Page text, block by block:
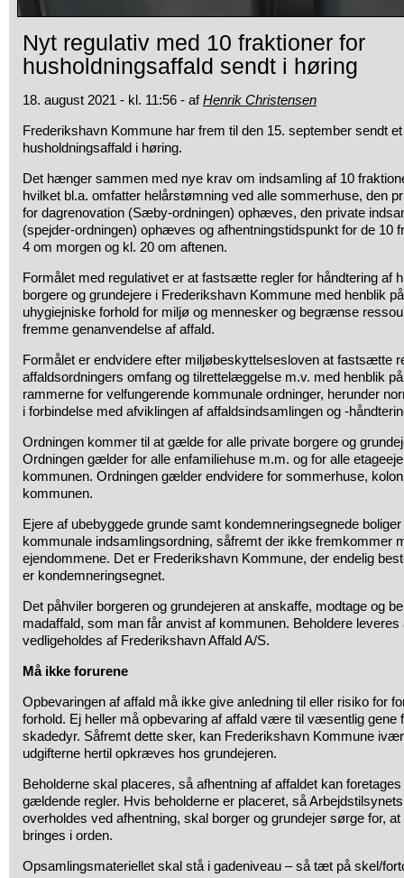
Nyt regulativ med 10 fraktioner for
husholdningsaffald sendt i høring
18. august 2021 - kl. 11:56 - afHenrik Christensen
Frederikshavn Kommune har frem til den 15. september sendt
husholdningsaffald i høring.
Det hænger sammen med nye krav om indsamling af 10
hvilket bl.a. omfatter helårstømning ved alle sommerhuse, den
for dagrenovation (Sæby-ordningen) ophæves, den private
(spejder-ordningen) ophæves og afhentningstidspunkt for de 10
4 om morgen og kl. 20 om aftenen.
Formålet med regulativet er at fastsætte regler for håndtering af
borgere og grundejere i Frederikshavn Kommune med henblik
uhygiejniske forhold for miljø og mennesker og begrænse
fremme genanvendelse af affald.
Formålet er endvidere efter miljøbeskyttelsesloven at fastsætte
affaldsordningers omfang og tilrettelæggelse m.v. med henblik
rammerne for velfungerende kommunale ordninger, herunder
i forbindelse med afviklingen af affaldsindsamlingen og -
Ordningen kommer til at gælde for alle private borgere og
Ordningen gælder for alle enfamiliehuse m.m. og for alle
kommunen. Ordningen gælder endvidere for sommerhuse,
kommunen.
Ejere af ubebyggede grunde samt kondemneringsegnede
kommunale indsamlingsordning, såfremt der ikke fremkommer
ejendommene. Det er Frederikshavn Kommune, der endelig
er kondemneringsegnet.
Det påhviler borgeren og grundejeren at anskaffe, modtage og
madaffald, som man får anvist af kommunen. Beholdere leveres
vedligeholdes af Frederikshavn Affald A/S.
Må ikke forurene
Opbevaringen af affald må ikke give anledning til eller risiko for
forhold. Ej heller må opbevaring af affald være til væsentlig gene
skadedyr. Såfremt dette sker, kan Frederikshavn Kommune
udgifterne hertil opkræves hos grundejeren.
Beholderne skal placeres, så afhentning af affaldet kan
gældende regler. Hvis beholderne er placeret, så
overholdes ved afhentning, skal borger og grundejer sørge for,
bringes i orden.
Opsamlingsmateriellet skal stå i gadeniveau – så tæt på skel/